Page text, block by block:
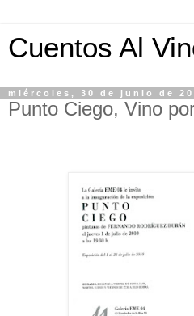
Cuentos Al
miércoles, 30 de junio de
Punto Ciego, Vino